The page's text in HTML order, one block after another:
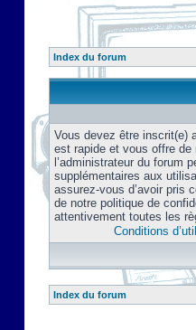
Index du forum
Vous devez être inscrit(e)
est rapide et vous offre de
l’administrateur du forum
supplémentaires aux
assurez-vous d’avoir pris
de notre politique de
attentivement toutes les
Conditions
Index du forum